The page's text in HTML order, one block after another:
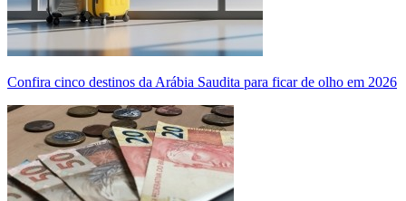
Confira cinco destinos da Arábia Saudita para ficar de olho em 2026